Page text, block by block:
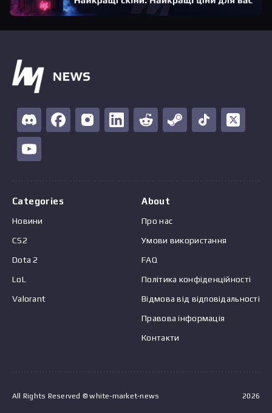
Categories
Новини
CS2
Dota 2
LoL
Valorant
About
Про нас
Умови використання
FAQ
Політика конфіденційності
Відмова від відповідальності
Правова інформація
Контакти
All Rights Reserved © white-market-news 2026